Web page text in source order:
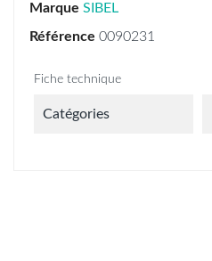
Marque SIBEL
Référence 0090231
Fiche technique
Catégories